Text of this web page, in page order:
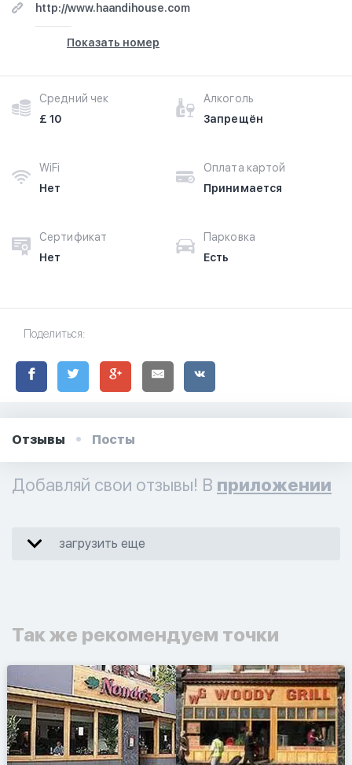
http://www.haandihouse.com
Показать номер
Средний чек
£ 10
Алкоголь
Запрещён
WiFi
Нет
Оплата картой
Принимается
Сертификат
Нет
Парковка
Есть
Поделиться:
Отзывы Посты
Добавляй свои отзывы! В приложении
загрузить еще
Так же рекомендуем точки